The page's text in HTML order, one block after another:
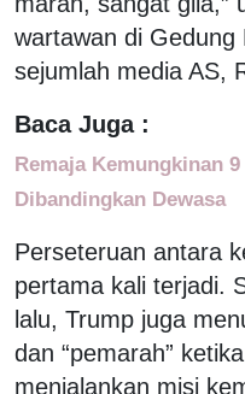
wartawan di
sejumlah media AS,
Baca Juga :
Remaja Kemungkinan
Dibandingkan Dewasa
Perseteruan antara
pertama kali terjadi.
lalu, Trump juga
dan “pemarah”
menjalankan misi